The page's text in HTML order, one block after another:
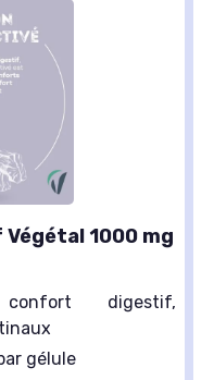
1000 mg
digestif,
gélule